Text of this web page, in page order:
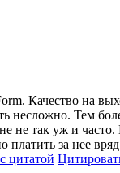
Качество на
несложно. Тем
не так уж и
платить за нее
цитатой